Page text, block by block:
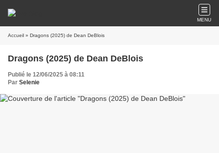
MENU
Accueil » Dragons (2025) de Dean DeBlois
Dragons (2025) de Dean DeBlois
Publié le 12/06/2025 à 08:11
Par Selenie